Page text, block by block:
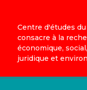
Centre d'études
consacre à la
économique,
juridique et
IEV